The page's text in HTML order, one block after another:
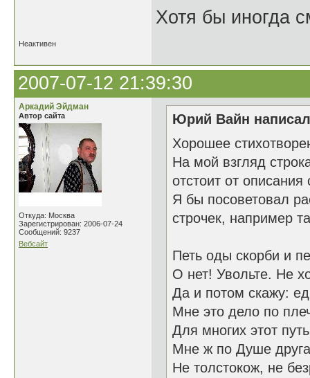
Хотя бы иногда
Неактивен
2007-07-12 21:39:30
Аркадий Эйдман
Автор сайта
Откуда: Москва
Зарегистрирован: 2006-07-24
Сообщений: 9237
Вебсайт
Юрий Вайн
Хорошее
На мой взгляд
отстоит от описания
Я бы посоветовал
строчек, например
Петь оды скорби и
О нет! Увольте. Не
Да и потом скажу:
Мне это дело по
Для многих этот
Мне ж по Душе
Не толстокож, не